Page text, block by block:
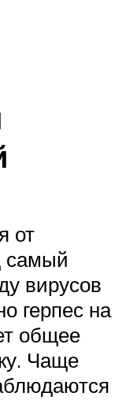
от
самый
вирусов
герпес на
общее
Чаще